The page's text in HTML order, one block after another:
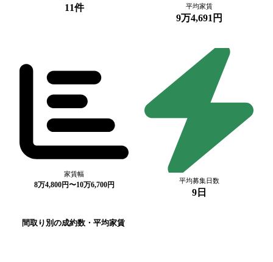
11件 平均家賃
9万4,691円
家賃幅
8万4,800円〜10万6,700円
平均募集日数
9日
間取り別の成約数・平均家賃